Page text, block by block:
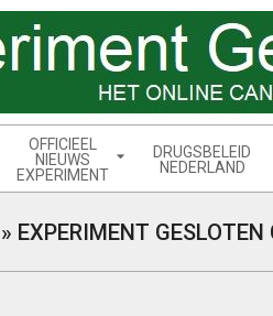
OFFICIEEL
NIEUWS
EXPERIMENT
DRUGSBELEID
NEDERLAND
» EXPERIMENT